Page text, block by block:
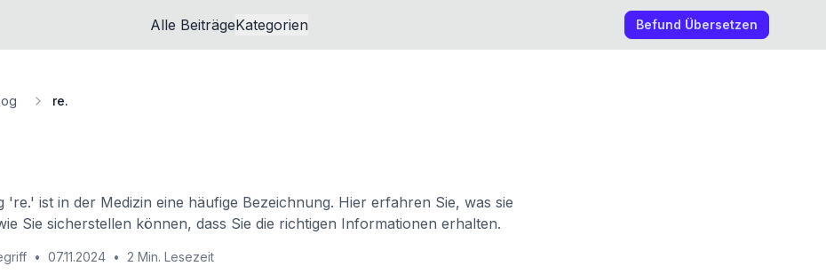
Alle BeiträgeKategorien Befund Übersetzen
re.
're.' ist in der Medizin eine häufige Bezeichnung. Hier erfahren Sie, was sie
Sie sicherstellen können, dass Sie die richtigen Informationen erhalten.
• 07.11.2024 • 2 Min. Lesezeit